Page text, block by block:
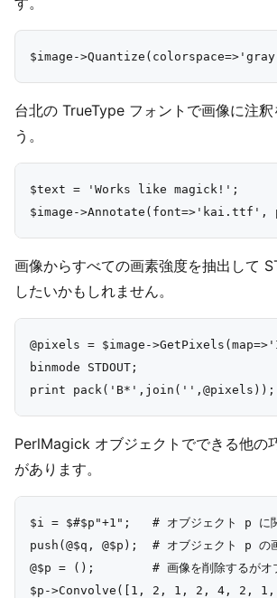
台北の TrueType フォントで画像に注釈
う。
$text = 'Works like magick!';
画像からすべての画素強度を抽出して
したいかもしれません。
@pixels = $image-
binmode STDOUT;
PerlMagick オブジェクトでできる他の
があります。
$i = $#$p"+1";   # オブジェクト p に関
push(@$q, @$p);  # オブジェクト p の
@$p = ();        # 画像を削除するがオブ